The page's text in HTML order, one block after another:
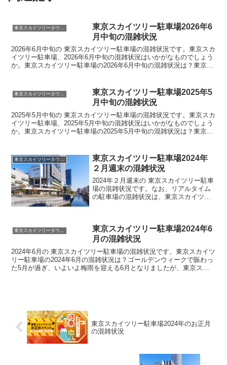
東京スカイツリータウン駐車場
東京スカイツリー駐車場2026年6
月中旬の混雑状況
2026年6月中旬の 東京スカイツリー駐車場の混雑状況です。東京スカ
イツリー駐車場、2026年6月中旬の混雑状況はいかがなものでしょう
か。東京スカイツリー駐車場の2026年6月中旬の混雑状況は？東京ス
東京スカイツリー駐車場2025年5
月中旬の混雑状況
2025年5月中旬の 東京スカイツリー駐車場の混雑状況です。東京スカ
イツリー駐車場、2025年5月中旬の混雑状況はいかがなものでしょう
か。東京スカイツリー駐車場の2025年5月中旬の混雑状況は？東京ス
東京スカイツリータウン駐車場
東京スカイツリー駐車場2024年
２月週末の混雑状況
2024年２月週末の 東京スカイツリー駐車
場の混雑状況です。なお、リアルタイム
の駐車場の混雑状況は、東京スカイツリ
な東京スカイツリー...
東京スカイツリー駐車場2024年6
月の混雑状況
2024年6月の 東京スカイツリー駐車場の混雑状況です。東京スカイツ
リー駐車場の2024年6月の混雑状況は？ゴールデンウィークで賑わっ
た5月が過ぎ、いよいよ梅雨を迎える6月となりましたが、東京スカ
東京スカイツリー駐車場2024年のお正月
の混雑状況